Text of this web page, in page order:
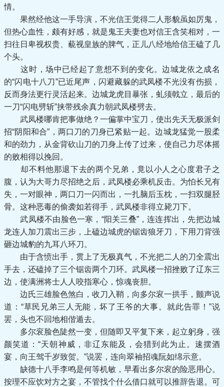
情。
果然经他这一手导演，不光信王觉得二人形貌虽如厉鬼，
但热心血性，颇有好感，就是鬼王夫妻也对信王含笑相对，一
扫往日卑视权贵、藐视皇族的脾气，正儿八经地给信王磕了几
个头。
这时，场中已经起了意想不到的变化。边城龙依之成名
的“闪电十八刀”已近尾声，闪避藏躲的武凤楼不光没有伤损，
反而身法更行灵活起来。边城龙虎目暴张，虬须戟立，最后的
一刀“闪电劈斩”挟带残余真力朝武凤楼劈去。
武凤楼哪肯把事做绝？一偏掌中宝刀，使出先天无极派剑
招“阴阳和合”，两口刀的刀身已紧贴一起。边城龙猛觉一股柔
和的劲力，从金背砍山刀的刀身上传了过来，使自己力尽体摇
的败相得以挽回。
却不料他那退下去的两个兄弟，竟以小人之心度君子之
腹，认为大哥力尽招绝之后，武凤楼必乘机反击。为怕长兄有
失，一对眼神，两口刀一闪而出，一扎脑后玉枕，一扫双腿胫
骨。这种恶毒的偷袭如若得手，武凤楼非得立毙刀下。
武凤楼不由脸色一寒，“阳关三叠”，连连挥出，先把边城
龙连人加刀震出三步，上磕边城虎的锯齿狼牙刀，下用刀背强
砸边城豹的九耳八环刀。
由于含愤出手，贯上了无极真气，不光把二人的刀全震出
手去，还磕掉了三个锯齿两个刀环。武凤楼一招挫败了辽东三
边，使满洲将士人人咬指寒心，惊魂丧胆。
边氏三雄脸色煞白，收刀入鞘，向多尔衮一拱手，颤声说
道：“草民兄弟三人无能，坏了王爷的大事。就此告罪！”说
罢，头也不回地相偕遁去。
多尔衮脸色陡然一变，但随即又平复下来，起立躬身，强
颜笑道：“天朝神威，非辽东能及，会猎到此为止。速摆酒
宴，向王驾千岁致贺。”说罢，连向翠袖招魂阮如绵示意。
缺德十八手李鸣是何等机敏，早看出多尔衮的险恶用心。
按理不应饮对方之宴，不管找个什么借口就可以推辞告退。可